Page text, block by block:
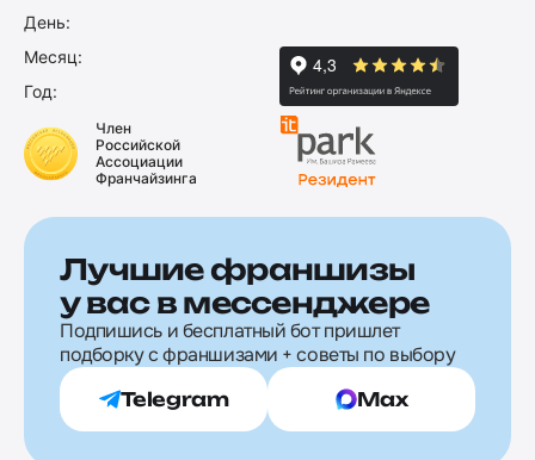
День:
Месяц:
Год:
Член
Российской
Ассоциации
Франчайзинга
Лучшие франшизы
у вас в мессенджере
Подпишись и бесплатный бот пришлет
подборку с франшизами + советы по выбору
Telegram Max